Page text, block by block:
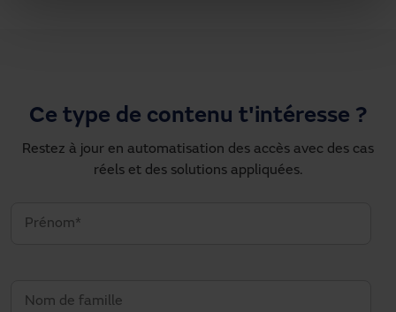
Ce type de contenu t'intéresse ?
Restez à jour en automatisation des accès avec des cas
réels et des solutions appliquées.